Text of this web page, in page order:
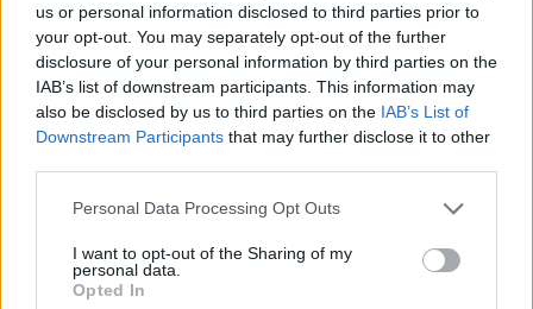
us or personal information disclosed to third parties prior to
your opt-out. You may separately opt-out of the further
disclosure of your personal information by third parties on the
IAB’s list of downstream participants. This information may
also be disclosed by us to third parties on the IAB’s List of
Downstream Participants that may further disclose it to other
Personal Data Processing Opt Outs
I want to opt-out of the Sharing of my
personal data.
Opted In